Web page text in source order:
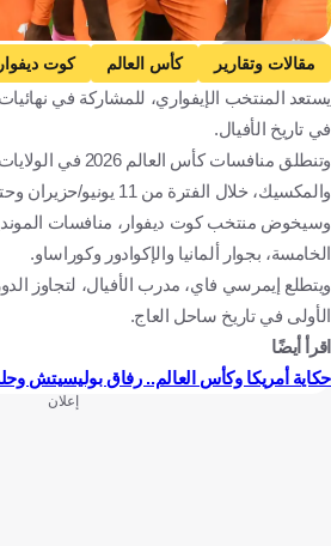
Getty Images
مقالات وتقارير كأس العالم كوت ديفوار
ساحل العاج
كرة قدم
يستعد المنتخب الإيفواري، للمشاركة في
في تاريخ الأفيال.
وتنطلق منافسات كأس
والمكسيك، خلال الفترة من 11 يونيو/حزيران وحتى 19 يوليو/تموز المقبلين.
وسيخوض منتخب كوت ديفوار، منافسات
الخامسة، بجوار ألمانيا والإكوادور وكوراساو.
ويتطلع إيمرسي فاي، مدرب الأفيال، لتجاوز
الأولى في تاريخ ساحل العاج.
اقرأ أيضًا
حكاية أمريكا وكأس العالم.. رفاق بوليسيتش وحلم
إعلان